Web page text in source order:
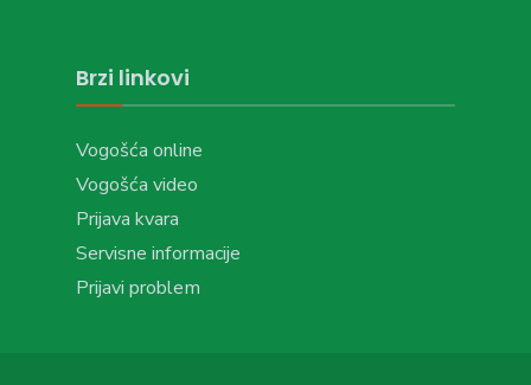
Brzi linkovi
Vogošća online
Vogošća video
Prijava kvara
Servisne informacije
Prijavi problem